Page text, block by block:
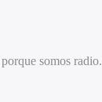
somos radio.